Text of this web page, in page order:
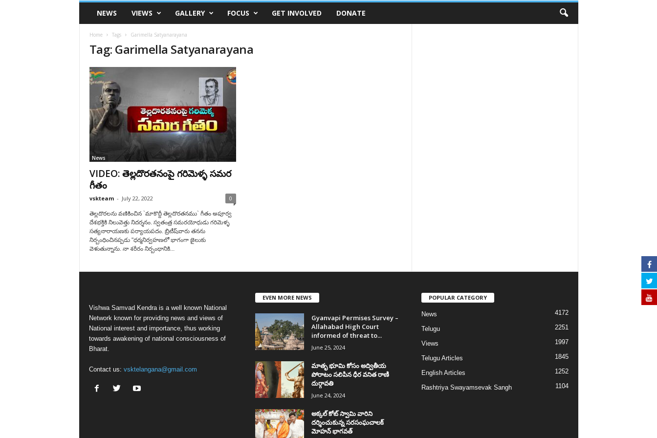
VSK
TelanganaNEWS VIEWS GALLERY FOCUS GET INVOLVED DONATE
Home Tags Garimella Satyanarayana
Tag: Garimella Satyanarayana
News
VIDEO: తెల్లదొరతనంపై గరిమెళ్ళ సమర
గీతం
vskteam - July 22, 2022 0
తెల్లదొరలను వణికించిన `మాకొద్దీ తెల్లదొరతనము` గీతం అపూర్వ
దేశభక్తికి నిలువెత్తు నిదర్శనం. స్వతంత్ర సమరయోధుడు గరిమెళ్ళ
సత్యనారాయణకు పర్యాయపదం. బ్రిటీష్‌వారు తనను
నిర్బంధించినప్పడు "ధర్మనిర్వహణలో భాగంగా జైలుకు
వెళుతున్నాను. నా శరీరం నిర్బంధానికి...
Vishwa Samvad Kendra is a well known National
Network known for providing news and views of
National interest and importance, thus working
towards awakening of national consciousness of
Bharat.
Contact us: vsktelangana@gmail.com
EVEN MORE NEWS
Gyanvapi Permises Survey –
Allahabad High Court
informed of threat to...
June 25, 2024
మాతృ భూమి కోసం అద్వితీయ
పోరాటం సలిపిన ధీర వనిత రాణి
దుర్గావతి
June 24, 2024
అక్కల్‌ కోట్‌ స్వామి వారిని
దర్శించుకున్న సరసంఘచాలక్
మోహన్ భాగవత్
POPULAR CATEGORY
News 4172
Telugu 2251
Views 1997
Telugu Articles 1845
English Articles 1252
Rashtriya Swayamsevak Sangh 1104